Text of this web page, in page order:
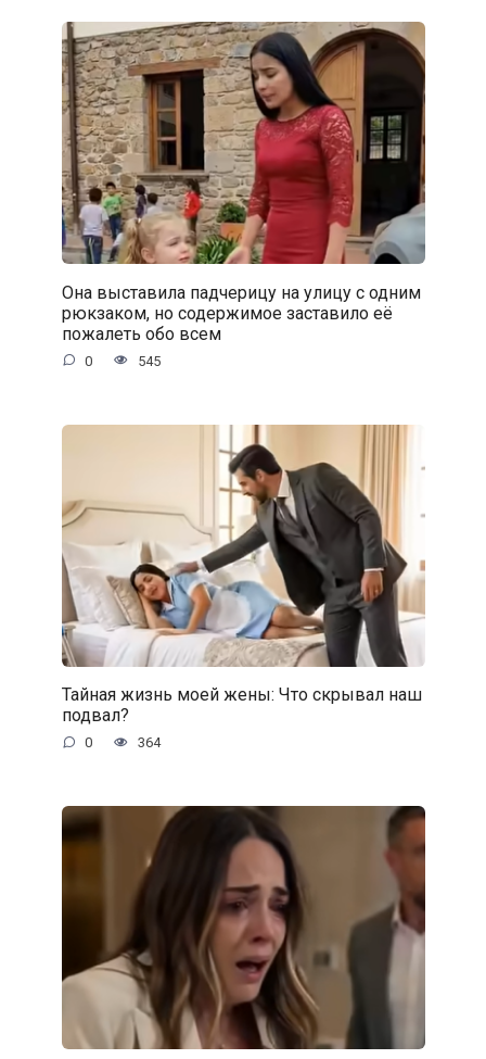
Она выставила падчерицу на улицу с одним
рюкзаком, но содержимое заставило её
пожалеть обо всем
0 545
Тайная жизнь моей жены: Что скрывал наш
подвал?
0 364